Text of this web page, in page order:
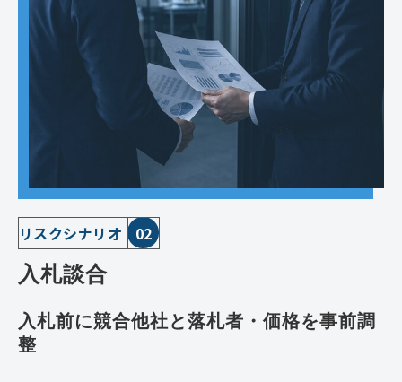
リスクシナリオ 02
入札談合
入札前に競合他社と落札者・価格を事前調
整